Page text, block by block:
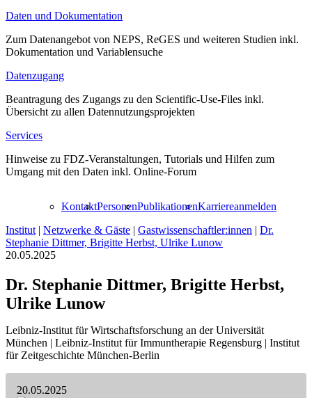
Daten und Dokumentation
Zum Datenangebot von NEPS, ReGES und weiteren Studien inkl.
Dokumentation und Variablensuche
Datenzugang
Beantragung des Zugangs zu den Scientific-Use-Files inkl.
Übersicht zu allen Datennutzungsprojekten
Services
Hinweise zu FDZ-Veranstaltungen, Tutorials und Hilfen zum
Umgang mit den Daten inkl. Online-Forum
KontaktPersonenPublikationenKarriereanmelden
Institut | Netzwerke & Gäste | Gastwissenschaftler:innen | Dr.
Stephanie Dittmer, Brigitte Herbst, Ulrike Lunow
20.05.2025
Dr. Stephanie Dittmer, Brigitte Herbst,
Ulrike Lunow
Leibniz-Institut für Wirtschaftsforschung an der Universität
München | Leibniz-Institut für Immuntherapie Regensburg | Institut
für Zeitgeschichte München-Berlin
20.05.2025